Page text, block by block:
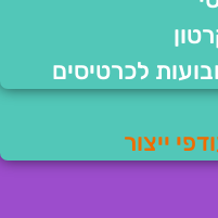
לכרטיסים
ייצור